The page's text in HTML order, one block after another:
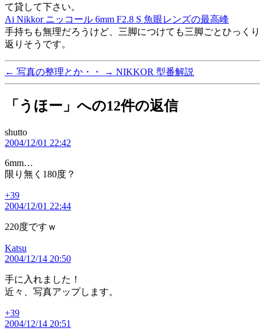
て貸して下さい。
Ai Nikkor ニッコール 6mm F2.8 S 魚眼レンズの最高峰
手持ちも無理だろうけど、三脚につけても三脚ごとひっくり
返りそうです。
← 写真の整理とか・・ → NIKKOR 型番解説
「うほー」への12件の返信
shuttoの
発
2004/12/01 22:42
6mm…
限り無く180度？
+39の
発
言:
2004/12/01 22:44
220度ですｗ
Katsu
発
言:
2004/12/14 20:50
手に入れました！
近々、写真アップします。
+39の
発
2004/12/14 20:51